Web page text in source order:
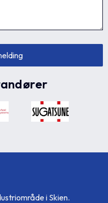
i Skien.